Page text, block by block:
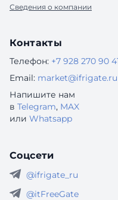
Сведения о компании
Контакты
Телефон: +7 928 270 90
Email: market@ifrigate.ru
Напишите нам
в Telegram, MAX
или Whatsapp
Соцсети
@ifrigate_ru
@itFreeGate